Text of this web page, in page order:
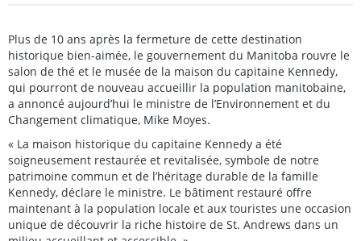
Plus de 10 ans après la fermeture de cette destination
historique bien-aimée, le gouvernement du Manitoba rouvre le
salon de thé et le musée de la maison du capitaine Kennedy,
qui pourront de nouveau accueillir la population manitobaine,
a annoncé aujourd’hui le ministre de l’Environnement et du
Changement climatique, Mike Moyes.
« La maison historique du capitaine Kennedy a été
soigneusement restaurée et revitalisée, symbole de notre
patrimoine commun et de l’héritage durable de la famille
Kennedy, déclare le ministre. Le bâtiment restauré offre
maintenant à la population locale et aux touristes une occasion
unique de découvrir la riche histoire de St. Andrews dans un